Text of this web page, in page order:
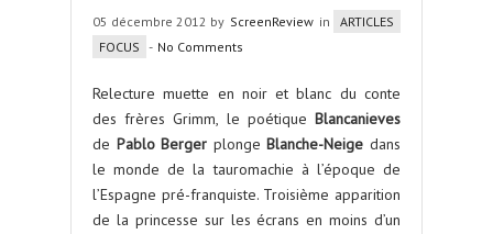
05 décembre 2012 by ScreenReview in
ARTICLES
FOCUS - No Comments
Relecture muette en noir et blanc du conte
des frères Grimm, le poétique Blancanieves
de Pablo Berger plongeBlanche-Neige dans
le monde de la tauromachie à l’époque de
l’Espagne pré-franquiste. Troisième apparition
de la princesse sur les écrans en moins d’un